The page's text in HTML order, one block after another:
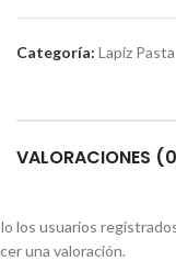
Categoría: Lapiz Pasta
VALORACIONES
los usuarios
una valoración.